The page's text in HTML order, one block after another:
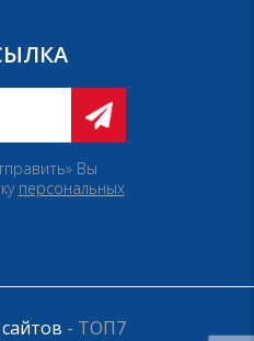
Вы
персональных
- ТОП7